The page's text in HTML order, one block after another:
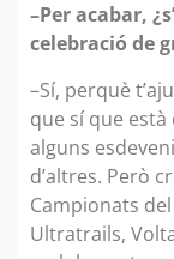
–Per acabar,
celebració de
–Sí, perquè
que sí que està
alguns
d’altres. Però
Campionats
Ultratrails,